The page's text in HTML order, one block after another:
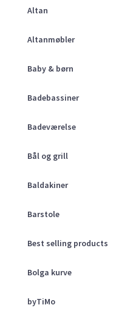
Altan
Altanmøbler
Baby & børn
Badebassiner
Badeværelse
Bål og grill
Baldakiner
Barstole
Best selling products
Bolga kurve
byTiMo